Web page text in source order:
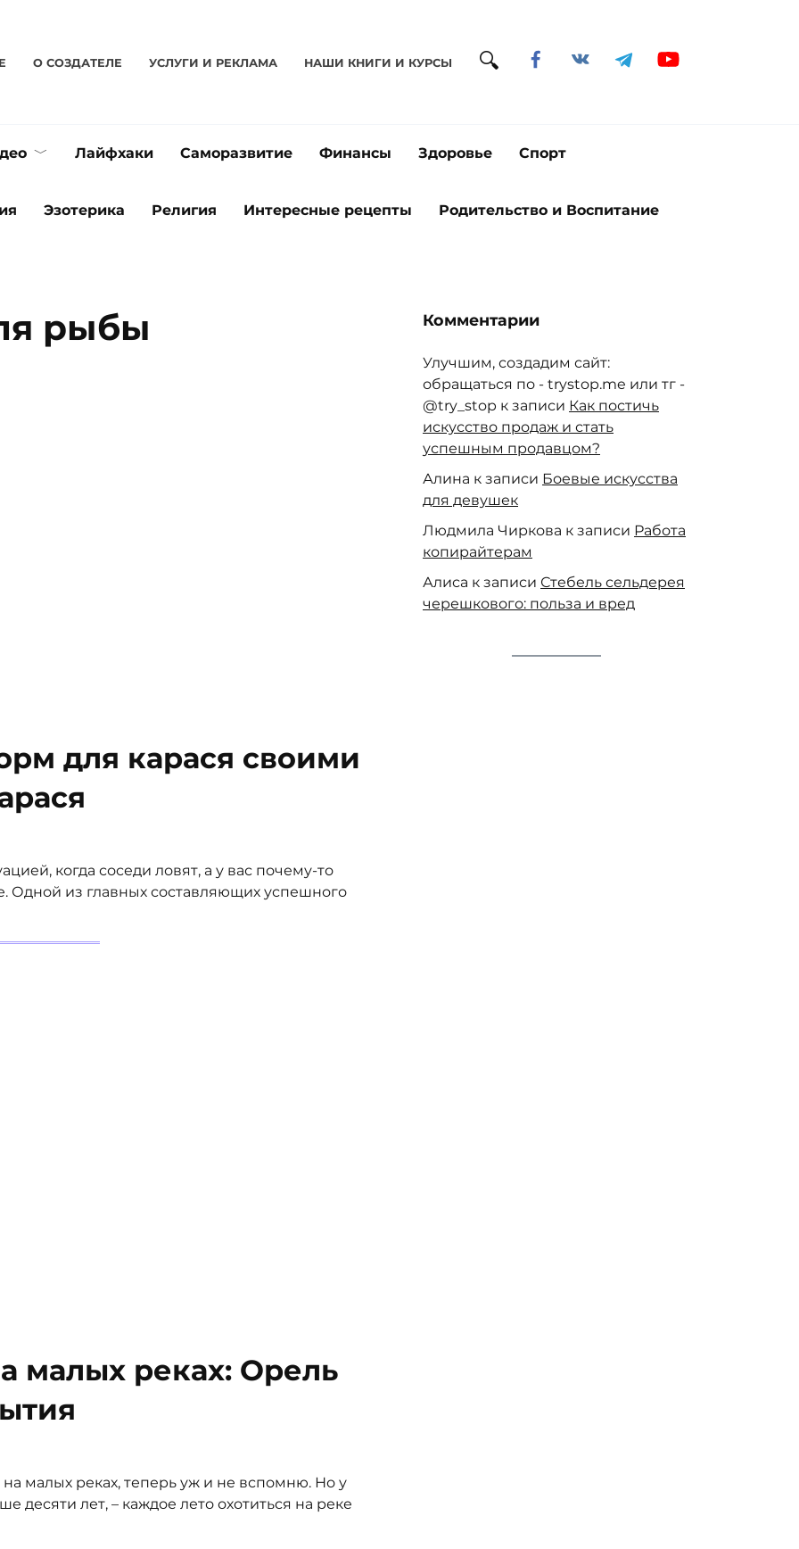
О CОЗДАТЕЛЕ УСЛУГИ И РЕКЛАМА НАШИ КНИГИ И КУРСЫ
Лайфхаки Саморазвитие Финансы Здоровье Спорт
Эзотерика Религия Интересные рецепты Родительство и Воспитание
рыбы
для карася своими
когда соседи ловят, а у вас почему-то
Одной из главных составляющих успешного
малых реках: Орель
малых реках, теперь уж и не вспомню. Но у
десяти лет, – каждое лето охотиться на реке
Комментарии
Улучшим, создадим сайт:
обращаться по - trystop.me или тг -
@try_stop к записи Как постичь
искусство продаж и стать
успешным продавцом?
Алина к записи Боевые искусства
для девушек
Людмила Чиркова к записи Работа
копирайтерам
Алиса к записи Стебель сельдерея
черешкового: польза и вред